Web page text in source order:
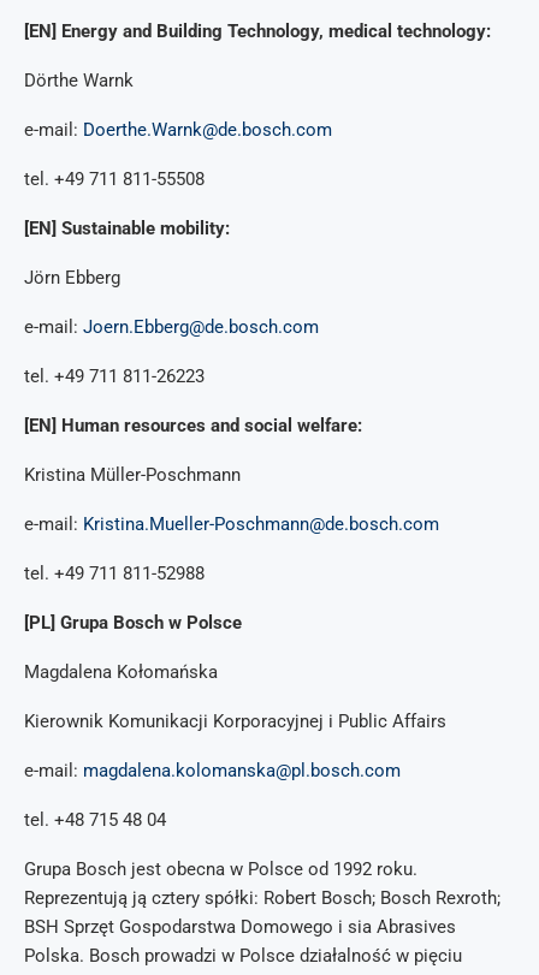
[EN] Energy and Building Technology, medical technology:
Dörthe Warnk
e-mail: Doerthe.Warnk@de.bosch.com
tel. +49 711 811-55508
[EN] Sustainable mobility:
Jörn Ebberg
e-mail: Joern.Ebberg@de.bosch.com
tel. +49 711 811-26223
[EN] Human resources and social welfare:
Kristina Müller-Poschmann
e-mail: Kristina.Mueller-Poschmann@de.bosch.com
tel. +49 711 811-52988
[PL] Grupa Bosch w Polsce
Magdalena Kołomańska
Kierownik Komunikacji Korporacyjnej i Public Affairs
e-mail: magdalena.kolomanska@pl.bosch.com
tel. +48 715 48 04
Grupa Bosch jest obecna w Polsce od 1992 roku.
Reprezentują ją cztery spółki: Robert Bosch; Bosch Rexroth;
BSH Sprzęt Gospodarstwa Domowego i sia Abrasives
Polska. Bosch prowadzi w Polsce działalność w pięciu